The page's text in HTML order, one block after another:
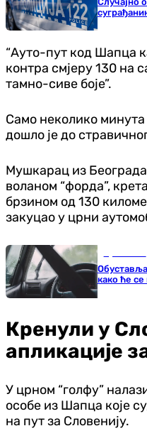
“Ауто-пут код Шапца
контра смјеру 130 на
тамно-сиве боје”.
Само неколико минута
дошло је до
Мушкарац из
воланом “форда”,
брзином од 130
закуцао у црни
како ће
Кренули у
апликације
У црном “голфу”
особе из Шапца које
на пут за Словенију.